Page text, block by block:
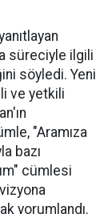
süreciyle ilgili
söyledi. Yeni
ve yetkili
"Aramıza
bazı
cümlesi
yorumlandı.